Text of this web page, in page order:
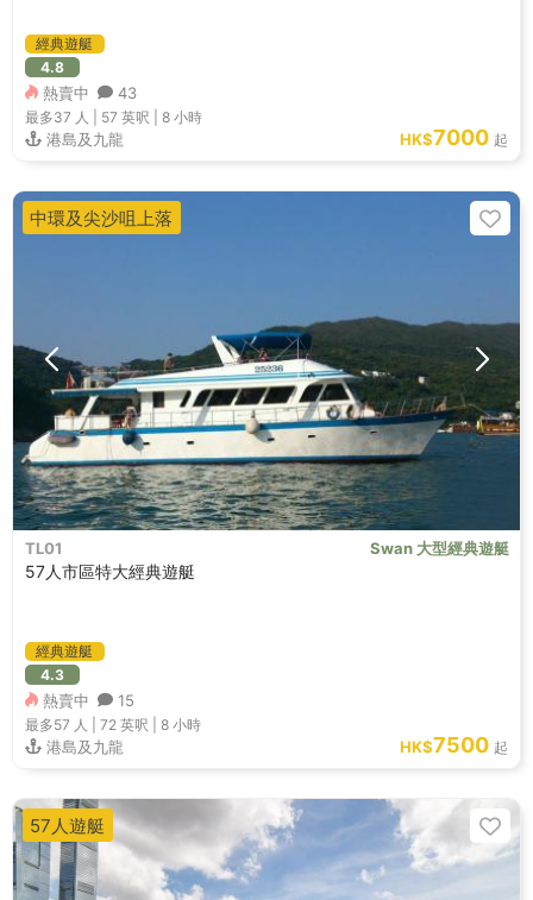
經典遊艇
4.8
熱賣中 43
最多37 人 | 57 英呎 8 小時
港島及九龍 HK$7000 起
TL01 Swan 大型經典遊艇
57人市區特大經典遊艇
經典遊艇
4.3
熱賣中 15
最多57 人 | 72 英呎 8 小時
港島及九龍 HK$7500 起
中環及尖沙咀上落
57人遊艇